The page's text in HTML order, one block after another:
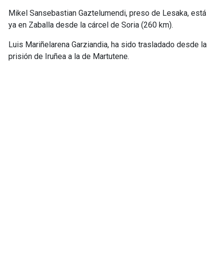
Mikel Sansebastian Gaztelumendi, preso de Lesaka, está
ya en Zaballa desde la cárcel de Soria (260 km).
Luis Mariñelarena Garziandia, ha sido trasladado desde la
prisión de Iruñea a la de Martutene.